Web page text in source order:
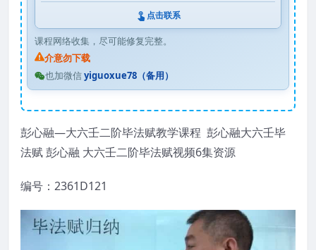
点击联系
课程网络收集，尽可能修复完整。
介意勿下载
也加微信yiguoxue78（备用）
彭心融—大六壬二阶毕法赋教学课程 彭心融大六壬毕
法赋 彭心融 大六壬二阶毕法赋视频6集资源
编号：2361D121